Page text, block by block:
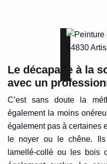
Le décapage à la
avec un
C’est sans doute la
également la moins
également pas à certaines
le noyer ou le chêne.
lamellé-collé ou les bois